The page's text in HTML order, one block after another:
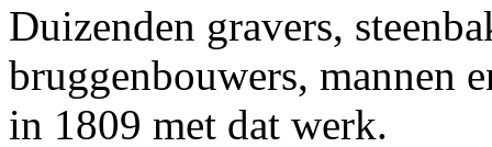
Duizenden gravers,
bruggenbouwers, mannen
in 1809 met dat werk.